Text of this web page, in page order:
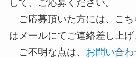
して、ご応募ください。
ご応募頂いた方には、こち
はメールにてご連絡差し上げ
ご不明な点は、 お問い合